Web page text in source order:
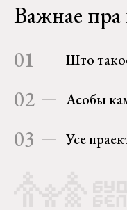
Важнае пра
01 Што
02 Асобы
03 Усе